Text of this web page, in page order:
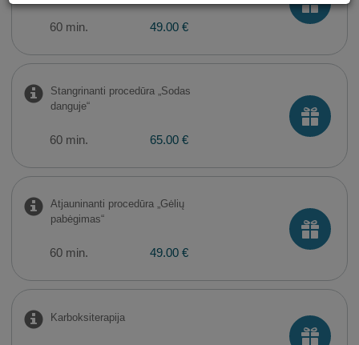
60 min. 49.00 €
Stangrinanti procedūra „Sodas
danguje“
60 min. 65.00 €
Atjauninanti procedūra „Gėlių
pabėgimas“
60 min. 49.00 €
Karboksiterapija